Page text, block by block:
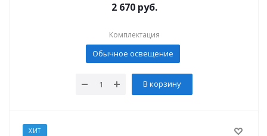
2 670руб.
Комплектация
Обычное освещение
В корзину
ХИТ